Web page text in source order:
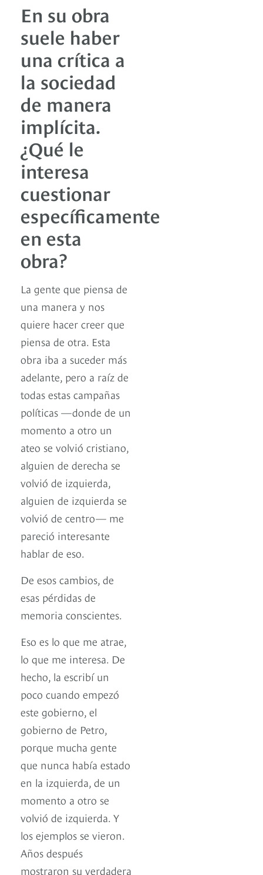
En su obra
suele haber
una crítica a
la sociedad
de manera
implícita.
¿Qué le
interesa
cuestionar
específicamente
en esta
obra?
La gente que piensa de
una manera y nos
quiere hacer creer que
piensa de otra. Esta
obra iba a suceder más
adelante, pero a raíz de
todas estas campañas
políticas —donde de un
momento a otro un
ateo se volvió cristiano,
alguien de derecha se
volvió de izquierda,
alguien de izquierda se
volvió de centro— me
pareció interesante
hablar de eso.
De esos cambios, de
esas pérdidas de
memoria conscientes.
Eso es lo que me atrae,
lo que me interesa. De
hecho, la escribí un
poco cuando empezó
este gobierno, el
gobierno de Petro,
porque mucha gente
que nunca había estado
en la izquierda, de un
momento a otro se
volvió de izquierda. Y
los ejemplos se vieron.
Años después
mostraron su verdadera